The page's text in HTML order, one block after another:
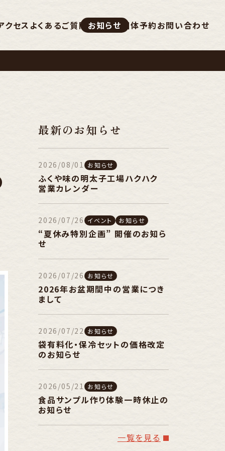
クセス よくあるご質問 お知らせ 団体予約お問い合わせ
最新のお知らせ
2026/08/01 お知らせ
ふくや味の明太子工場ハクハク
営業カレンダー
2026/07/26 イベント お知らせ
“夏休み特別企画” 開催のお知ら
せ
2026/07/26 お知らせ
2026年お盆期間中の営業につき
まして
2026/07/22 お知らせ
袋有料化・保冷セットの価格改定
のお知らせ
2026/05/21 お知らせ
食品サンプル作り体験一時休止の
お知らせ
一覧を見る